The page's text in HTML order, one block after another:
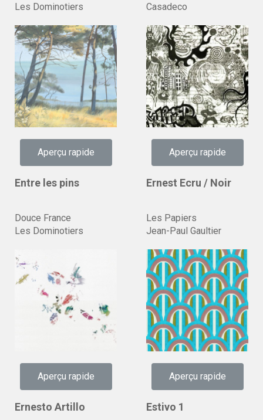
Les Dominotiers
Casadeco
Aperçu rapide
Entre les pins
Douce France
Les Dominotiers
Aperçu rapide
Ernest Ecru / Noir
Les Papiers
Jean-Paul Gaultier
Aperçu rapide
Ernesto Artillo
Aperçu rapide
Estivo 1